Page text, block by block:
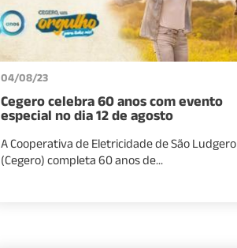
04/08/23
Cegero celebra 60 anos com evento
especial no dia 12 de agosto
A Cooperativa de Eletricidade de São Ludgero
(Cegero) completa 60 anos de...